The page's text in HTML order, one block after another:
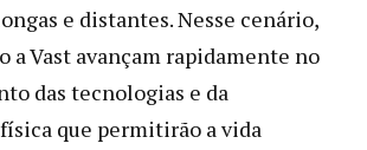
e distantes. Nesse cenário,
a Vast avançam rapidamente no
das tecnologias e da
que permitirão a vida